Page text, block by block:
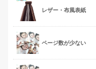
レザー・布風表紙
ページ数が少ない